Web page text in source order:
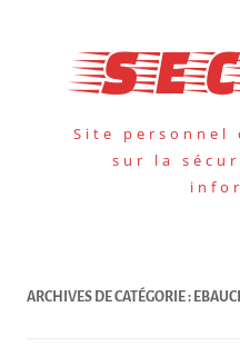
Site personnel
sur la
ARCHIVES DE CATÉGORIE :